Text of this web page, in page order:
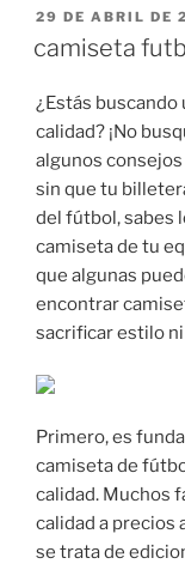
PUBLICADO
29 DE ABRIL DE
camiseta
¿Estás buscando
calidad? ¡No
algunos
sin que tu
del fútbol, sabes
camiseta de tu
que algunas
encontrar
sacrificar estilo
Primero, es
camiseta de
calidad. Muchos
calidad a precios
se trata de